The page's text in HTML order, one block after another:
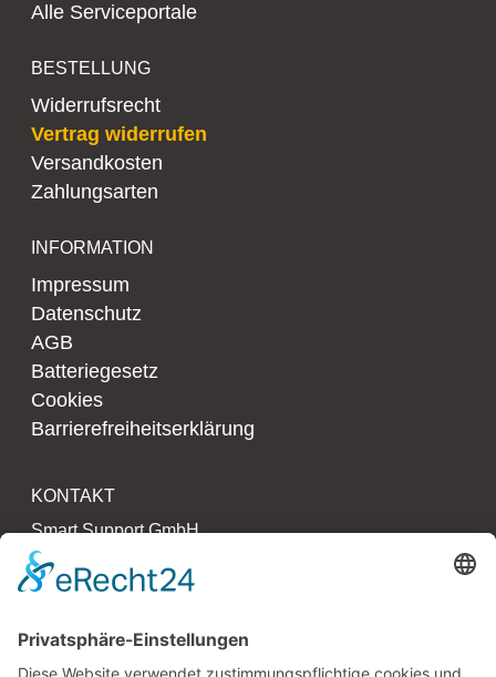
Alle Serviceportale
BESTELLUNG
Widerrufsrecht
Vertrag widerrufen
Versandkosten
Zahlungsarten
INFORMATION
Impressum
Datenschutz
AGB
Batteriegesetz
Cookies
Barrierefreiheitserklärung
KONTAKT
Smart Support GmbH
Kollaustr. 64 – 66
22529 Hamburg
F 040 790 273 27 3